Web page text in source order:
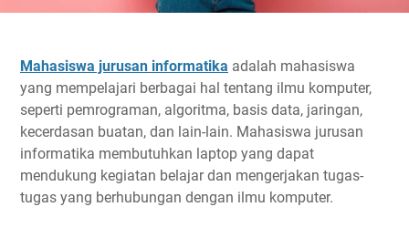
Mahasiswa jurusan informatika adalah mahasiswa
yang mempelajari berbagai hal tentang ilmu komputer,
seperti pemrograman, algoritma, basis data, jaringan,
kecerdasan buatan, dan lain-lain. Mahasiswa jurusan
informatika membutuhkan laptop yang dapat
mendukung kegiatan belajar dan mengerjakan tugas-
tugas yang berhubungan dengan ilmu komputer.